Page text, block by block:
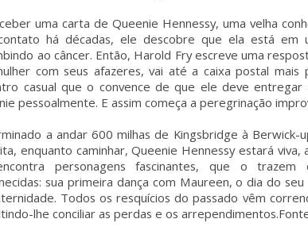
uma carta de Queenie Hennessy, uma velha
há décadas, ele descobre que ela está em
ao câncer. Então, Harold Fry escreve uma
com seus afazeres, vai até a caixa postal mais
casual que o convence de que ele deve entregar
pessoalmente. E assim começa a peregrinação
a andar 600 milhas de Kingsbridge à Berwick-
enquanto caminhar, Queenie Hennessy estará viva,
personagens fascinantes, que o trazem
sua primeira dança com Maureen, o dia do
Todos os resquícios do passado vêm
lhe conciliar as perdas e os arrependimentos.